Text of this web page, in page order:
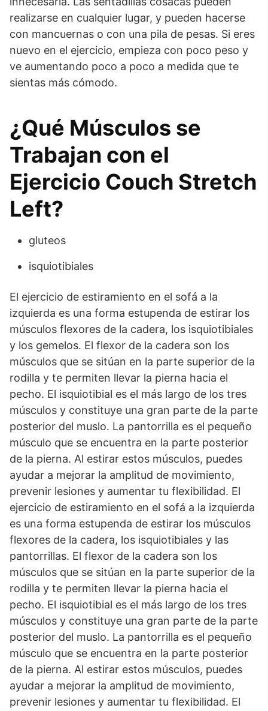
realizarse en cualquier lugar, y pueden hacerse
con mancuernas o con una pila de pesas. Si eres
nuevo en el ejercicio, empieza con poco peso y
ve aumentando poco a poco a medida que te
sientas más cómodo.
¿Qué Músculos se
Trabajan con el
Ejercicio Couch Stretch
Left?
gluteos
isquiotibiales
El ejercicio de estiramiento en el sofá a la
izquierda es una forma estupenda de estirar los
músculos flexores de la cadera, los isquiotibiales
y los gemelos. El flexor de la cadera son los
músculos que se sitúan en la parte superior de la
rodilla y te permiten llevar la pierna hacia el
pecho. El isquiotibial es el más largo de los tres
músculos y constituye una gran parte de la parte
posterior del muslo. La pantorrilla es el pequeño
músculo que se encuentra en la parte posterior
de la pierna. Al estirar estos músculos, puedes
ayudar a mejorar la amplitud de movimiento,
prevenir lesiones y aumentar tu flexibilidad. El
ejercicio de estiramiento en el sofá a la izquierda
es una forma estupenda de estirar los músculos
flexores de la cadera, los isquiotibiales y las
pantorrillas. El flexor de la cadera son los
músculos que se sitúan en la parte superior de la
rodilla y te permiten llevar la pierna hacia el
pecho. El isquiotibial es el más largo de los tres
músculos y constituye una gran parte de la parte
posterior del muslo. La pantorrilla es el pequeño
músculo que se encuentra en la parte posterior
de la pierna. Al estirar estos músculos, puedes
ayudar a mejorar la amplitud de movimiento,
prevenir lesiones y aumentar tu flexibilidad. El